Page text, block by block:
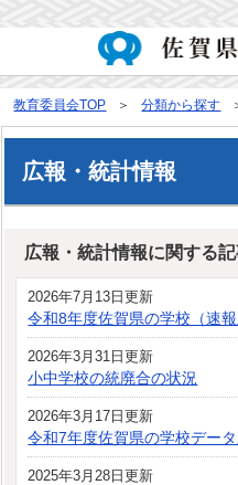
教育委員会TOP 分類から探す
広報・統計情報
広報・統計情報に関する
2026年7月13日更新
令和8年度佐賀県の学校（速報
2026年3月31日更新
小中学校の統廃合の状況
2026年3月17日更新
令和7年度佐賀県の学校デー
2025年3月28日更新